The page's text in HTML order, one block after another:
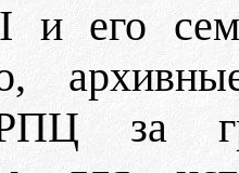
и его
за